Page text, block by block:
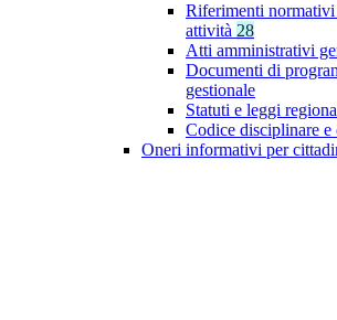
Riferimenti normativi
attività 28
Atti amministrativi
Documenti di
gestionale
Statuti e leggi
Codice disciplinare e
Oneri informativi per